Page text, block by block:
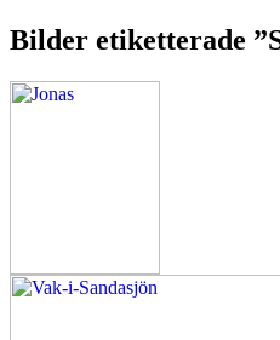
Bilder etiketterade